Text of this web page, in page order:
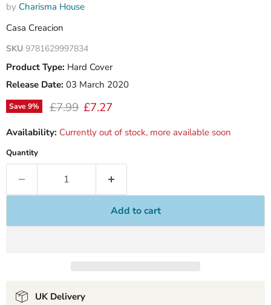
by Charisma House
Casa Creacion
SKU 9781629997834
Product Type: Hard Cover
Release Date: 03 March 2020
Save9% Original price
£7.99 Current price
£7.27
Availability: Currently out of stock, more available soon
Quantity
Add to cart
UK Delivery